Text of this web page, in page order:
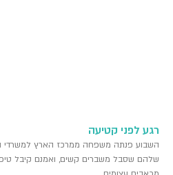
רגע לפני קטיעה
השבוע פנתה משפחה ממרכז הארץ למשרדי
שלהם שסבל משברים קשים, ואמנם קיבל